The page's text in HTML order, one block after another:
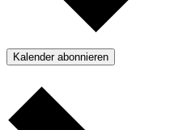
Kalender abonnieren